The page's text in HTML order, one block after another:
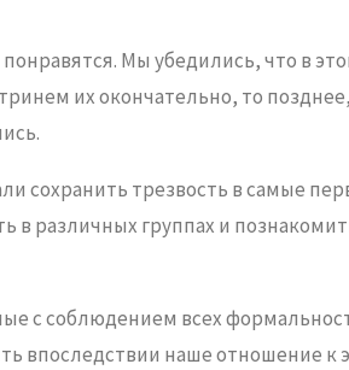
Мы убедились, что в
их окончательно, то
сохранить трезвость в самые
в различных группах и
с соблюдением всех
впоследствии наше отношение к